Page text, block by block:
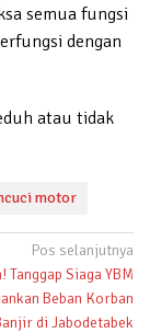
semua fungsi
dengan
atau tidak
motor
Pos selanjutnya
Tanggap Siaga YBM
Beban Korban
di Jabodetabek